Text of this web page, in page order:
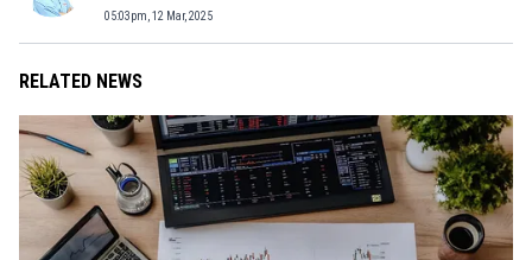
05:03pm, 12 Mar, 2025
RELATED NEWS